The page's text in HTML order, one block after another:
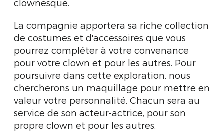
clownesque.
La compagnie apportera sa riche collection
de costumes et d'accessoires que vous
pourrez compléter à votre convenance
pour votre clown et pour les autres. Pour
poursuivre dans cette exploration, nous
chercherons un maquillage pour mettre en
valeur votre personnalité. Chacun sera au
service de son acteur-actrice, pour son
propre clown et pour les autres.